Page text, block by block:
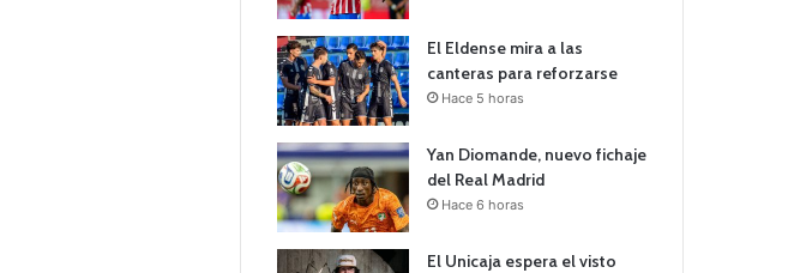
El Eldense mira a las
canteras para reforzarse
Hace 5 horas
Yan Diomande, nuevo fichaje
del Real Madrid
Hace 6 horas
El Unicaja espera el visto